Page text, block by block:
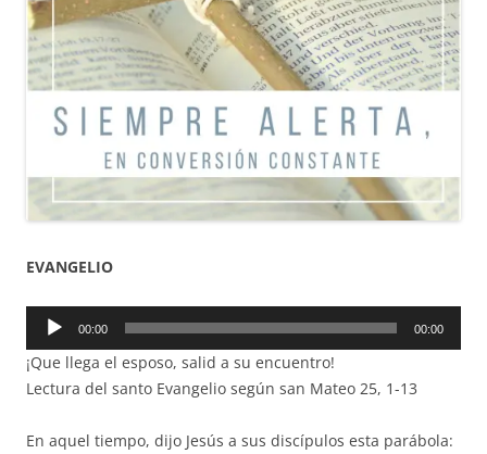
EVANGELIO
Reproductor
audio
00:00 00:00
¡Que llega el esposo, salid a su encuentro!
Lectura del santo Evangelio según san Mateo 25, 1-13
En aquel tiempo, dijo Jesús a sus discípulos esta parábola: